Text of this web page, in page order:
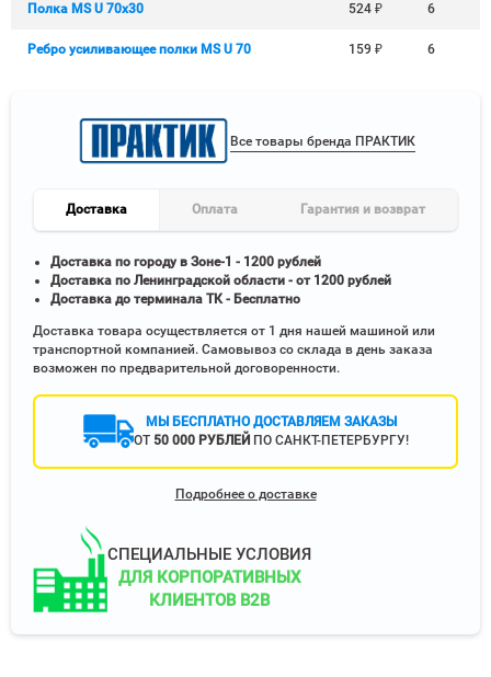
Полка MS U 70х30 524 ₽ 6
Ребро усиливающее полки MS U 70 159 ₽ 6
Все товары бренда ПРАКТИК
Доставка Оплата Гарантия и возврат
Доставка по городу в Зоне-1 - 1200 рублей
Доставка по Ленинградской области - от 1200 рублей
Доставка до терминала ТК - Бесплатно
Доставка товара осуществляется от 1 дня нашей машиной или
транспортной компанией. Самовывоз со склада в день заказа
возможен по предварительной договоренности.
МЫ БЕСПЛАТНО ДОСТАВЛЯЕМ ЗАКАЗЫ
ОТ 50 000 РУБЛЕЙ ПО САНКТ-ПЕТЕРБУРГУ!
Подробнее о доставке
СПЕЦИАЛЬНЫЕ УСЛОВИЯ
ДЛЯ КОРПОРАТИВНЫХ
КЛИЕНТОВ B2B